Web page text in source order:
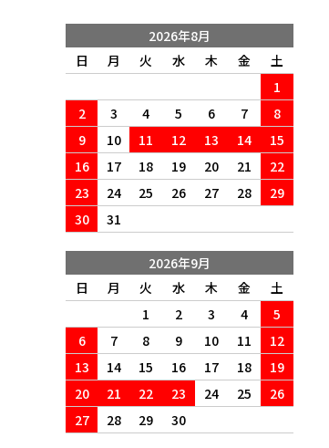
2026年8月
日
月 火 水 木 金
土
1
2
3 4 5 6 7
8
9
10 11 12 13 14
15
16
17 18 19 20 21
22
23
24 25 26 27 28
29
30
31
2026年9月
日
月 火 水 木 金
土
1
2 3 4
5
6
7 8 9 10 11
12
13
14 15 16 17 18
19
20
21 22 23 24 25
26
27
28 29 30